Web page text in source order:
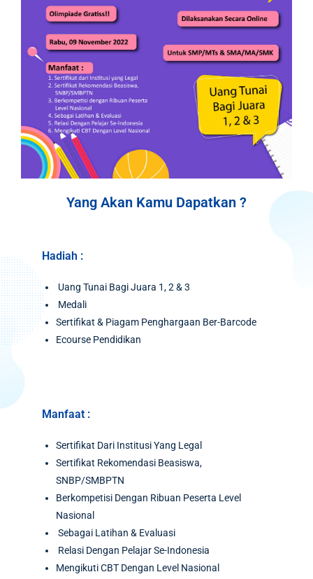
Yang Akan Kamu Dapatkan ?
Hadiah :
Uang Tunai Bagi Juara 1, 2 & 3
Medali
Sertifikat & Piagam Penghargaan Ber-Barcode
Ecourse Pendidikan
Manfaat :
Sertifikat Dari Institusi Yang Legal
Sertifikat Rekomendasi Beasiswa,
SNBP/SMBPTN
Berkompetisi Dengan Ribuan Peserta Level
Nasional
Sebagai Latihan & Evaluasi
Relasi Dengan Pelajar Se-Indonesia
Mengikuti CBT Dengan Level Nasional